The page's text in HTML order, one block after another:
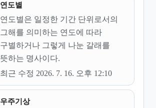
연도별
연도별은 일정한 기간 단위로서의
그해를 의미하는 연도에 따라
구별하거나 그렇게 나눈 갈래를
뜻하는 명사이다.
최근 수정 2026. 7. 16. 오후 12:10
우주기상